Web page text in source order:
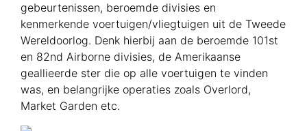
gebeurtenissen, beroemde divisies en
kenmerkende voertuigen/vliegtuigen uit de Tweede
Wereldoorlog. Denk hierbij aan de beroemde 101st
en 82nd Airborne divisies, de Amerikaanse
geallieerde ster die op alle voertuigen te vinden
was, en belangrijke operaties zoals Overlord,
Market Garden etc.